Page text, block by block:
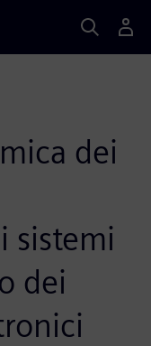
dei
sistemi
dei